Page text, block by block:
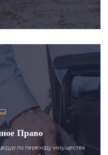
Право
по переходу имущества